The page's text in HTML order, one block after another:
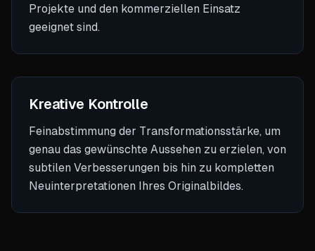
Projekte und den kommerziellen Einsatz
geeignet sind.
Kreative Kontrolle
Feinabstimmung der Transformationsstärke, um
genau das gewünschte Aussehen zu erzielen, von
subtilen Verbesserungen bis hin zu kompletten
Neuinterpretationen Ihres Originalbildes.